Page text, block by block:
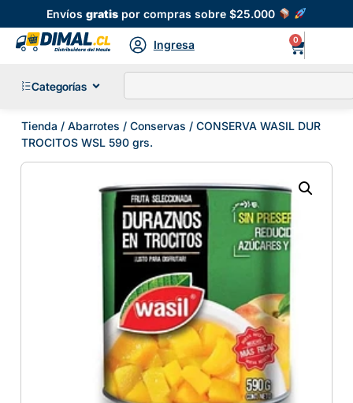
Envíosgratis por compras sobre $25.000
Ingresa 0
Categorías
Tienda / Abarrotes / Conservas / CONSERVA WASIL DUR
TROCITOS WSL 590 grs.